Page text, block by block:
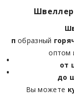
побразный
оптом
от
до
Вы можете